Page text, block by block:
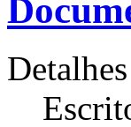
Detalhes